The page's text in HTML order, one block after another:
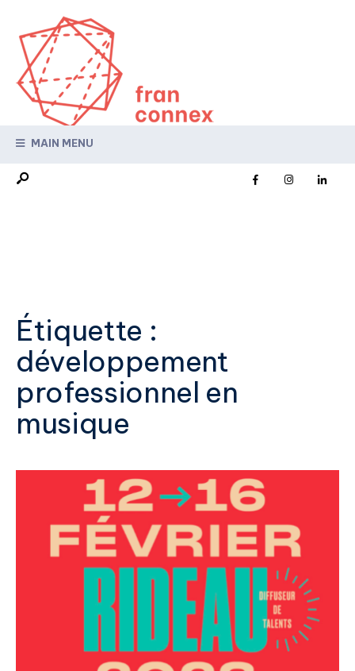
MAIN MENU
Étiquette :
développement
professionnel en
musique